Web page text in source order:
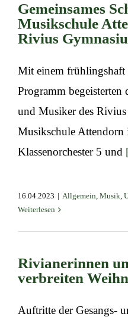
Gemeinsames
Musikschule
Rivius
Mit einem frühlingshaft
Programm
und Musiker des
Musikschule Attendorn
Klassenorchester 5 und
16.04.2023 | Allgemein, Musik,
Weiterlesen
Rivianerinnen
verbreiten
Auftritte der Gesangs-